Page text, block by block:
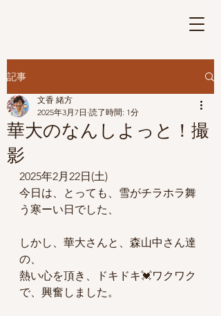
記事
華大のなんしよっと！撮
影
文香 緒方
2025年3月7日 読了時間: 1分
2025年2月22日(土)
今日は、とっても、雪がチラホラ舞
う寒ーい日でした、
しかし、華大さんと、森山中さん達
の、
熱い心を頂き、ドキドキ💓ワクワク
で、興奮しました。